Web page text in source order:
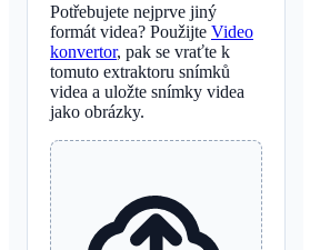
Potřebujete nejprve jiný
formát videa? Použijte Video
konvertor, pak se vraťte k
tomuto extraktoru snímků
videa a uložte snímky videa
jako obrázky.